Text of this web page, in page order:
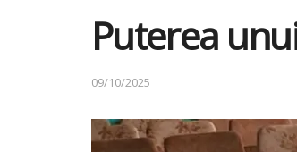
Puterea
09/10/2025